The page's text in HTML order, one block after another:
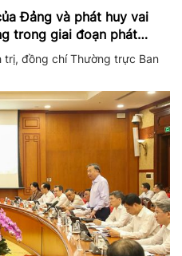
Đảng và phát huy vai
trong giai đoạn phát
trị, đồng chí Thường trực Ban